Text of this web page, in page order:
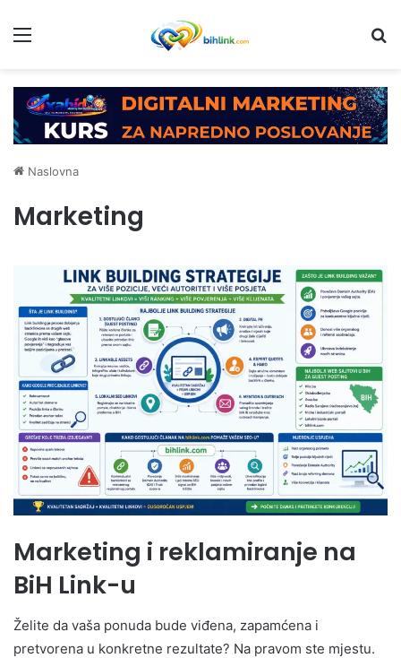
Menu
Naslovna
Marketing
Marketing i reklamiranje na
BiH Link-u
Želite da vaša ponuda bude viđena, zapamćena i
pretvorena u konkretne rezultate? Na pravom ste mjestu.